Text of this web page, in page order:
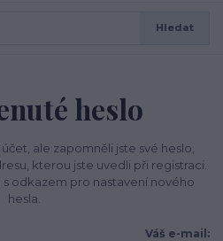
Hledat
heslo
ale zapomněli jste své heslo,
kterou jste uvedli při registraci.
s odkazem pro nastavení nového
hesla.
Váš e-mail: